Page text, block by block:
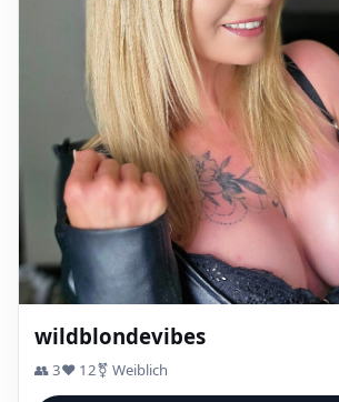
wildblondevibes
👥 3❤️ 12⚧ Weiblich